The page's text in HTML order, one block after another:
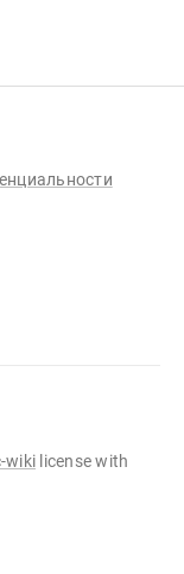
wiki license with